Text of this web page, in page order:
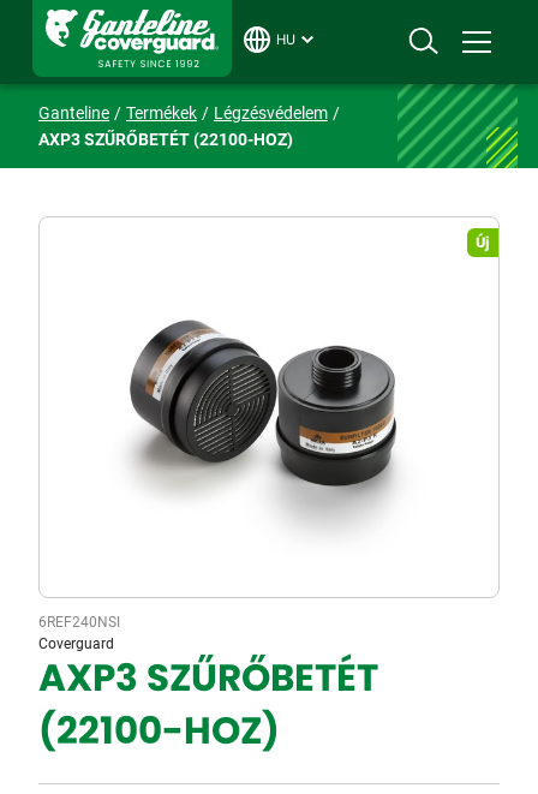
HU
Ganteline Termékek
Légzésvédelem
AXP3 SZŰRŐBETÉT (22100-HOZ)
Új
6REF240NSI
Coverguard
AXP3 SZŰRŐBETÉT
(22100-HOZ)